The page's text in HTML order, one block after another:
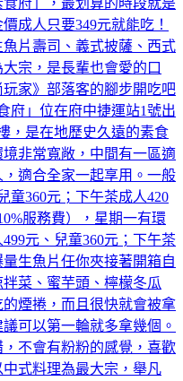
府」，最划算的時段就是
成人只要349元就能吃！
片壽司、義式披薩、西式
宗，是長輩也會愛的口
家》部落客的腳步開吃吧
府」位在府中捷運站1號出
，是在地歷史久遠的素食
非常寬敞，中間有一區適
適合全家一起享用。一般
童360元；下午茶成人420
服務費），星期一有環
元、兒童360元；下午茶
生魚片任你夾接著開箱自
菜、蜜芋頭、檸檬冬瓜
煙捲，而且很快就會被拿
可以第一輪就多拿幾個。
不會有粉粉的感覺，喜歡
式料理為最大宗，舉凡